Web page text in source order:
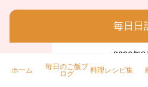
毎日日
2026年8
月
ホーム
毎日のご飯ブ
ログ
料理レシピ集